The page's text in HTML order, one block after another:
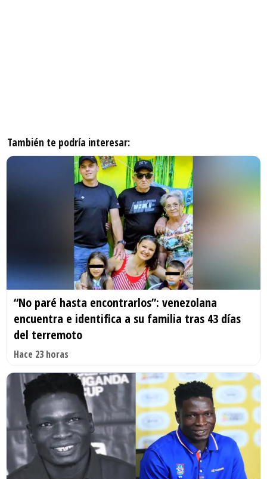
También te podría interesar:
“No paré hasta encontrarlos”: venezolana
encuentra e identifica a su familia tras 43 días
del terremoto
Hace 23 horas